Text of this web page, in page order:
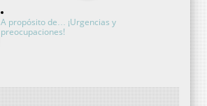
A propósito de… ¡Urgencias y
preocupaciones!